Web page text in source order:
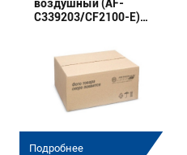
воздушный (AF-
C339203/CF2100-E)
Подробнее